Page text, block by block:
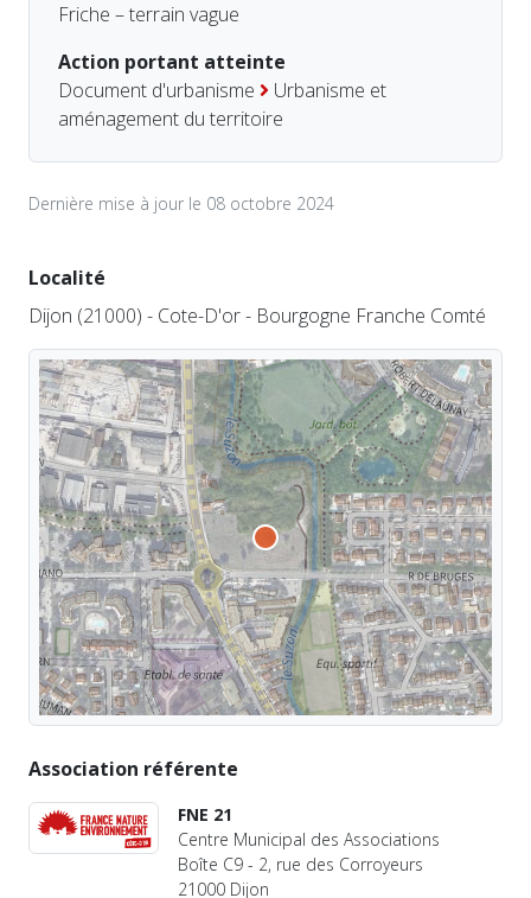
Friche – terrain vague
Action portant atteinte
Document d'urbanisme
Urbanisme et
aménagement du territoire
Dernière mise à jour le 08 octobre 2024
Localité
Dijon (21000) - Cote-D'or - Bourgogne Franche Comté
Association référente
FNE 21
Centre Municipal des Associations
Boîte C9 - 2, rue des Corroyeurs
21000 Dijon